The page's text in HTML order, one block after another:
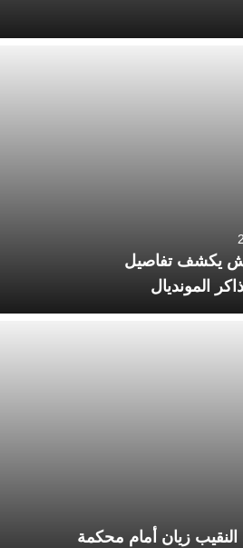
يكشف تفاصيل
المونديال
النقيب زيان أمام محكمة